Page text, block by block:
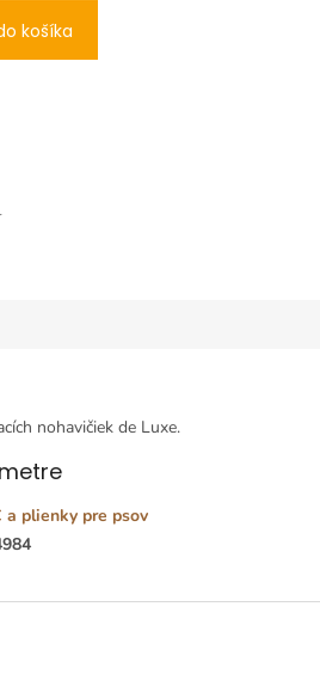
košíka
nohavičiek de Luxe.
a plienky pre psov